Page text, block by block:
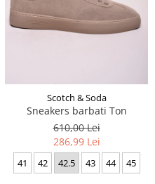
Scotch & Soda
Sneakers barbati Ton
610,00 Lei
286,99 Lei
41 42 42.5 43 44 45